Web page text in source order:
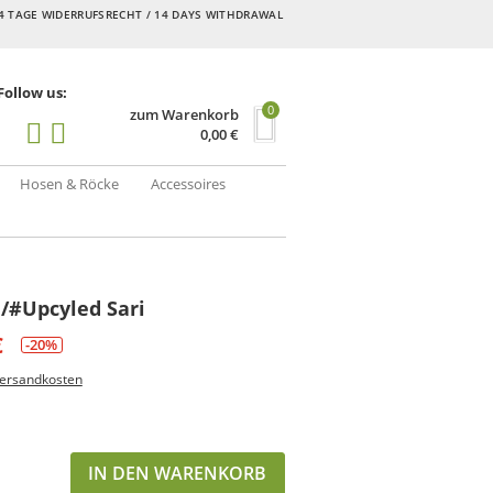
TAGE WIDERRUFSRECHT / 14 DAYS WITHDRAWAL
us:
zum Warenkorb
0,00€
0
Hosen & Röcke Accessoires
#Upcyled Sari
-20%
IN DEN WARENKORB